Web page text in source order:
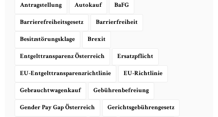
Antragstellung Autokauf BaFG
Barrierefreiheitsgesetz Barrierfreiheit
Besitzstörungsklage Brexit
Entgelttransparenz Österreich Ersatzpflicht
EU-Entgelttransparenzrichtlinie EU-Richtlinie
Gebrauchtwagenkauf Gebührenbefreiung
Gender Pay Gap Österreich Gerichtsgebührengesetz